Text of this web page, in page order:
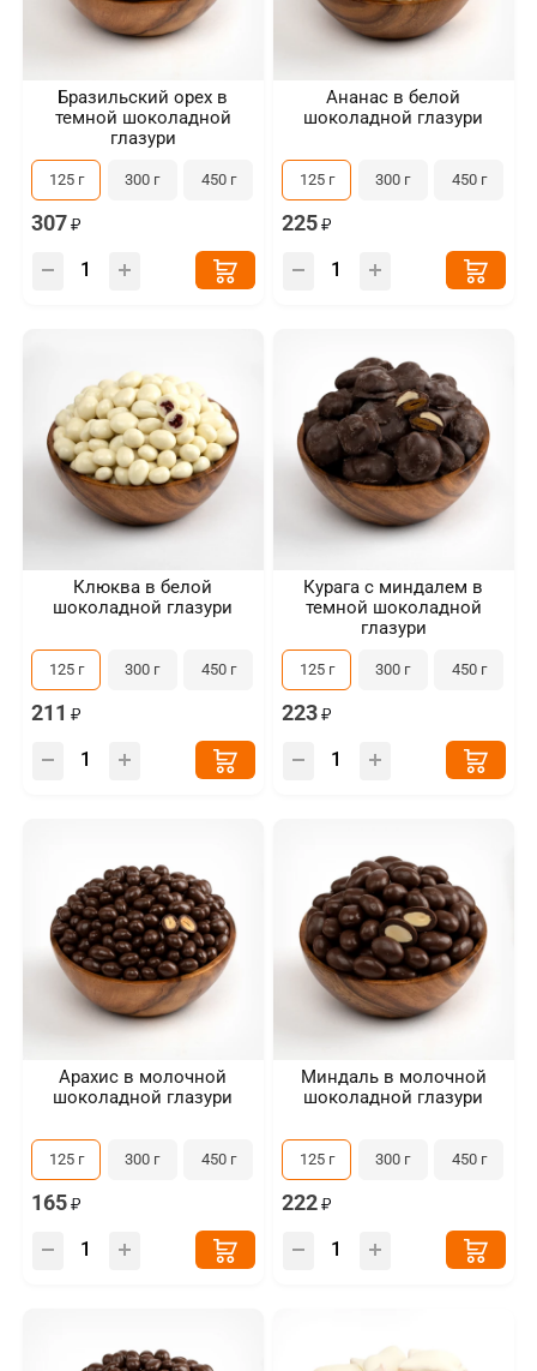
Бразильский орех в
темной шоколадной
глазури
125 г 300 г 450 г
307
Ананас в белой
шоколадной глазури
125 г 300 г 450 г
225
Клюква в белой
шоколадной глазури
125 г 300 г 450 г
211
Курага с миндалем в
темной шоколадной
глазури
125 г 300 г 450 г
223
Арахис в молочной
шоколадной глазури
125 г 300 г 450 г
165
Миндаль в молочной
шоколадной глазури
125 г 300 г 450 г
222